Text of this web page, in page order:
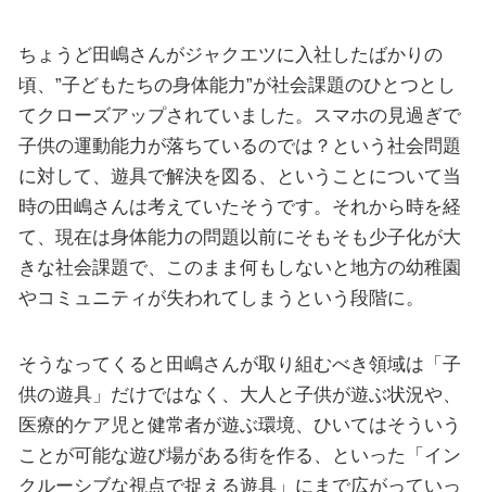
ちょうど田嶋さんがジャクエツに入社したばかりの
頃、”子どもたちの身体能力”が社会課題のひとつとし
てクローズアップされていました。スマホの見過ぎで
子供の運動能力が落ちているのでは？という社会問題
に対して、遊具で解決を図る、ということについて当
時の田嶋さんは考えていたそうです。それから時を経
て、現在は身体能力の問題以前にそもそも少子化が大
きな社会課題で、このまま何もしないと地方の幼稚園
やコミュニティが失われてしまうという段階に。
そうなってくると田嶋さんが取り組むべき領域は「子
供の遊具」だけではなく、大人と子供が遊ぶ状況や、
医療的ケア児と健常者が遊ぶ環境、ひいてはそういう
ことが可能な遊び場がある街を作る、といった「イン
クルーシブな視点で捉える遊具」にまで広がっていっ